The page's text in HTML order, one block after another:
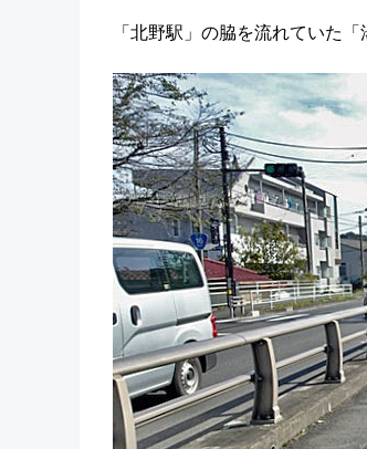
「北野駅」の脇を流れていた